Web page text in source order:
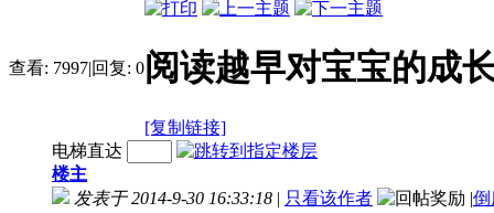
查看: 7997|回复: 0阅读越早对宝宝的成
[复制链接]
电梯直达
楼主
发表于 2014-9-30 16:33:18 | 只看该作者 |倒